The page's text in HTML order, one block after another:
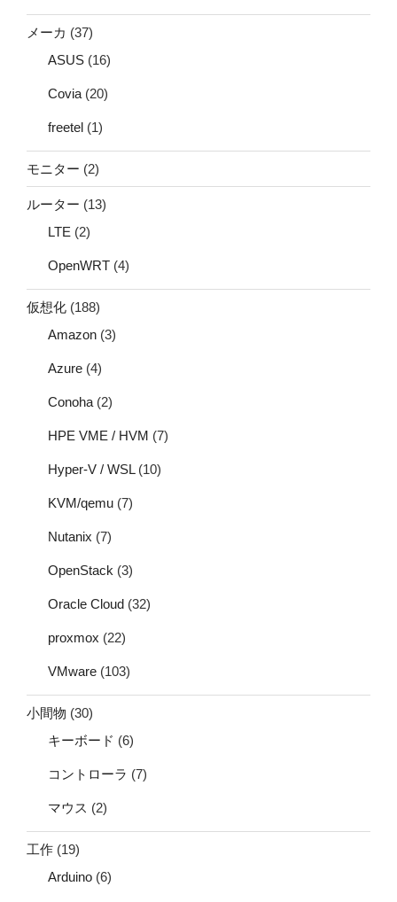
メーカ (37)
ASUS (16)
Covia(20)
freetel (1)
モニター (2)
ルーター (13)
LTE (2)
OpenWRT (4)
仮想化 (188)
Amazon (3)
Azure (4)
Conoha(2)
HPE VME / HVM (7)
Hyper-V / WSL(10)
KVM/qemu (7)
Nutanix (7)
OpenStack (3)
Oracle Cloud (32)
proxmox (22)
VMware (103)
小間物 (30)
キーボード (6)
コントローラ (7)
マウス (2)
工作 (19)
Arduino (6)